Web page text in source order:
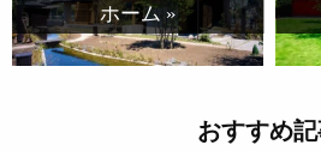
ホーム »
おすすめ